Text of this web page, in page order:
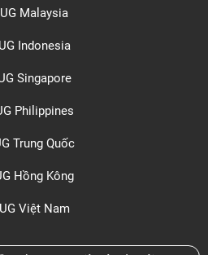
Malaysia
Indonesia
Singapore
Philippines
Trung Quốc
Hồng Kông
Việt Nam